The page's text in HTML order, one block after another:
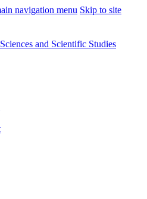
navigation menu Skip to site
and Scientific Studies